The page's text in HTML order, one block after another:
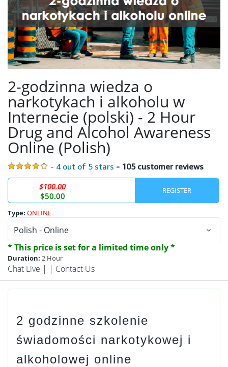
2-godzinna wiedza o
narkotykach i alkoholu w
Internecie (polski) - 2 Hour
Drug and Alcohol Awareness
Online (Polish)
- 4 out of 5 stars - 105 customer reviews
$100.00
$50.00
REGISTER
Type: ONLINE
* This price is set for a limited time only *
Duration: 2 Hour
Chat Live | | Contact Us
2 godzinne szkolenie
świadomości narkotykowej i
alkoholowej online